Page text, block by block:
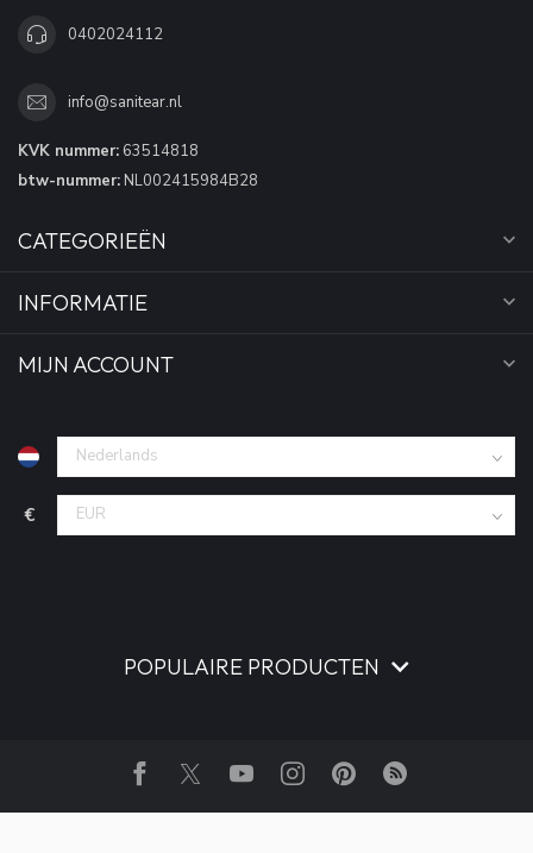
0402024112
info@sanitear.nl
KVK nummer: 63514818
btw-nummer: NL002415984B28
CATEGORIEËN
INFORMATIE
MIJN ACCOUNT
€
POPULAIRE PRODUCTEN